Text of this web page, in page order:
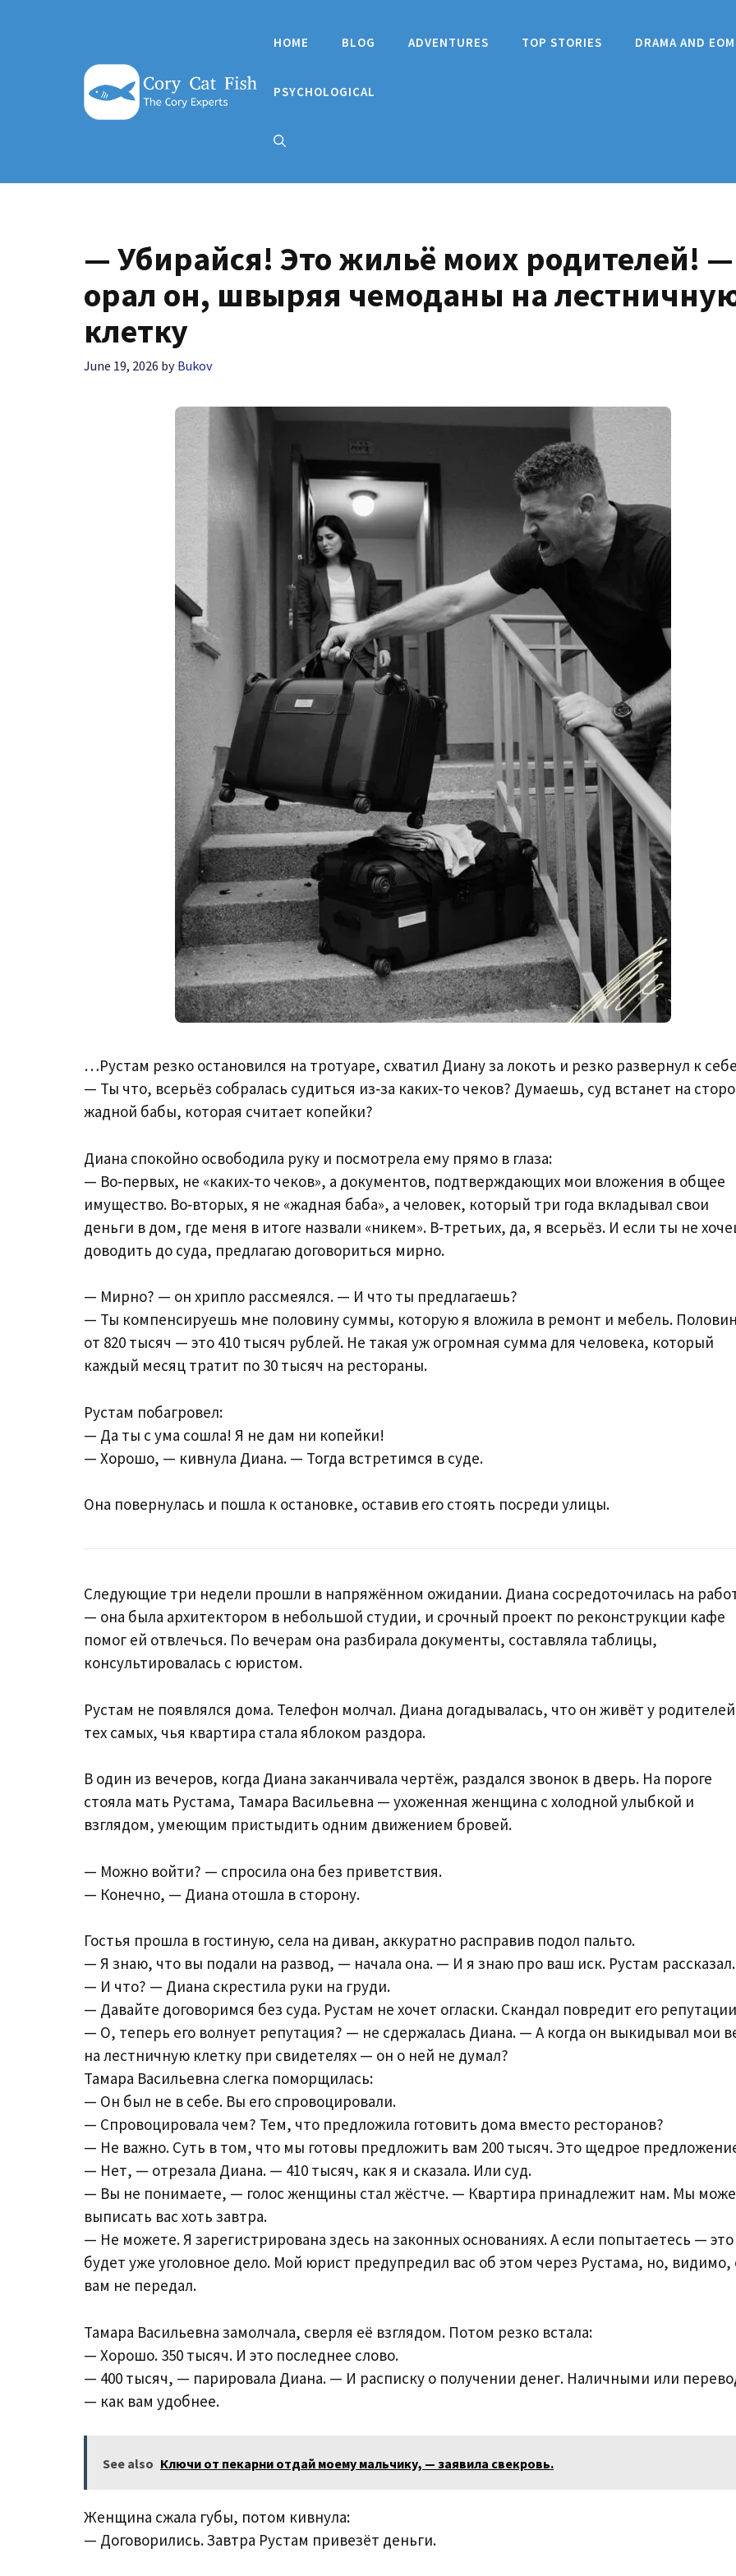
HOME BLOG ADVENTURES TOP STORIES DRAMA AND
PSYCHOLOGICAL
— Убирайся! Это жильё моих родителей! —
орал он, швыряя чемоданы на
клетку
June 19, 2026 by Bukov
…Рустам резко остановился на тротуаре, схватил Диану за локоть и резко развернул к
— Ты что, всерьёз собралась судиться из‑за каких‑то чеков? Думаешь, суд встанет на
жадной бабы, которая считает копейки?
Диана спокойно освободила руку и посмотрела ему прямо в глаза:
— Во‑первых, не «каких‑то чеков», а документов, подтверждающих мои вложения в общее
имущество. Во‑вторых, я не «жадная баба», а человек, который три года вкладывал свои
деньги в дом, где меня в итоге назвали «никем». В‑третьих, да, я всерьёз. И если ты не
доводить до суда, предлагаю договориться мирно.
— Мирно? — он хрипло рассмеялся. — И что ты предлагаешь?
— Ты компенсируешь мне половину суммы, которую я вложила в ремонт и мебель.
от 820 тысяч — это 410 тысяч рублей. Не такая уж огромная сумма для человека, который
каждый месяц тратит по 30 тысяч на рестораны.
Рустам побагровел:
— Да ты с ума сошла! Я не дам ни копейки!
— Хорошо, — кивнула Диана. — Тогда встретимся в суде.
Она повернулась и пошла к остановке, оставив его стоять посреди улицы.
Следующие три недели прошли в напряжённом ожидании. Диана сосредоточилась на
— она была архитектором в небольшой студии, и срочный проект по реконструкции кафе
помог ей отвлечься. По вечерам она разбирала документы, составляла таблицы,
консультировалась с юристом.
Рустам не появлялся дома. Телефон молчал. Диана догадывалась, что он живёт у
тех самых, чья квартира стала яблоком раздора.
В один из вечеров, когда Диана заканчивала чертёж, раздался звонок в дверь. На пороге
стояла мать Рустама, Тамара Васильевна — ухоженная женщина с холодной улыбкой и
взглядом, умеющим пристыдить одним движением бровей.
— Можно войти? — спросила она без приветствия.
— Конечно, — Диана отошла в сторону.
Гостья прошла в гостиную, села на диван, аккуратно расправив подол пальто.
— Я знаю, что вы подали на развод, — начала она. — И я знаю про ваш иск. Рустам рассказал.
— И что? — Диана скрестила руки на груди.
— Давайте договоримся без суда. Рустам не хочет огласки. Скандал повредит его
— О, теперь его волнует репутация? — не сдержалась Диана. — А когда он выкидывал мои
на лестничную клетку при свидетелях — он о ней не думал?
Тамара Васильевна слегка поморщилась:
— Он был не в себе. Вы его спровоцировали.
— Спровоцировала чем? Тем, что предложила готовить дома вместо ресторанов?
— Не важно. Суть в том, что мы готовы предложить вам 200 тысяч. Это щедрое
— Нет, — отрезала Диана. — 410 тысяч, как я и сказала. Или суд.
— Вы не понимаете, — голос женщины стал жёстче. — Квартира принадлежит нам. Мы
выписать вас хоть завтра.
— Не можете. Я зарегистрирована здесь на законных основаниях. А если попытаетесь — это
будет уже уголовное дело. Мой юрист предупредил вас об этом через Рустама, но, видимо,
вам не передал.
Тамара Васильевна замолчала, сверля её взглядом. Потом резко встала:
— Хорошо. 350 тысяч. И это последнее слово.
— 400 тысяч, — парировала Диана. — И расписку о получении денег. Наличными или
— как вам удобнее.
See also Ключи от пекарни отдай моему мальчику, — заявила свекровь.
Женщина сжала губы, потом кивнула:
— Договорились. Завтра Рустам привезёт деньги.